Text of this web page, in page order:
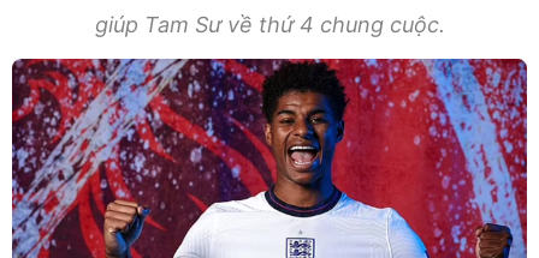
giúp Tam Sư về thứ 4 chung cuộc.